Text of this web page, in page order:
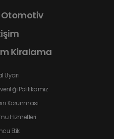
Otomotiv
Kiralama
Uyarı
Politikamız
Korunması
Hizmetleri
Etik